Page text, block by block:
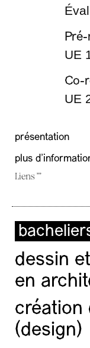
UE
Co-
UE
présentation
plus
Liens ""
dessin
en
création
(design)